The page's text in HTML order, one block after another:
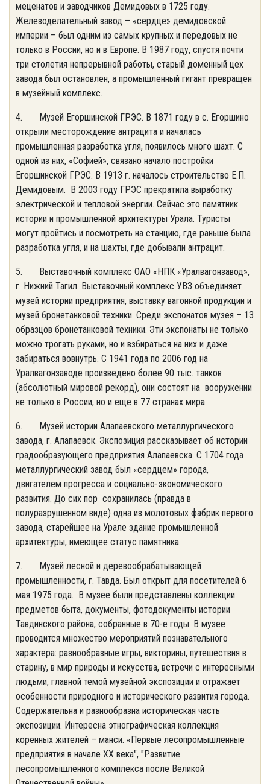
меценатов и заводчиков Демидовых в 1725 году.
Железоделательный завод – «сердце» демидовской
империи – был одним из самых крупных и передовых не
только в России, но и в Европе. В 1987 году, спустя почти
три столетия непрерывной работы, старый доменный цех
завода был остановлен, а промышленный гигант превращен
в музейный комплекс.
4. Музей Егоршинской ГРЭС. В 1871 году в с. Егоршино
открыли месторождение антрацита и началась
промышленная разработка угля, появилось много шахт. С
одной из них, «Софией», связано начало постройки
Егоршинской ГРЭС. В 1913 г. началось строительство Е.П.
Демидовым. В 2003 году ГРЭС прекратила выработку
электрической и тепловой энергии. Сейчас это памятник
истории и промышленной архитектуры Урала. Туристы
могут пройтись и посмотреть на станцию, где раньше была
разработка угля, и на шахты, где добывали антрацит.
5. Выставочный комплекс ОАО «НПК «Уралвагонзавод»,
г. Нижний Тагил. Выставочный комплекс УВЗ объединяет
музей истории предприятия, выставку вагонной продукции и
музей бронетанковой техники. Среди экспонатов музея – 13
образцов бронетанковой техники. Эти экспонаты не только
можно трогать руками, но и взбираться на них и даже
забираться вовнутрь. С 1941 года по 2006 год на
Уралвагонзаводе произведено более 90 тыс. танков
(абсолютный мировой рекорд), они состоят на вооружении
не только в России, но и еще в 77 странах мира.
6. Музей истории Алапаевского металлургического
завода, г. Алапаевск. Экспозиция рассказывает об истории
градообразующего предприятия Алапаевска. С 1704 года
металлургический завод был «сердцем» города,
двигателем прогресса и социально-экономического
развития. До сих пор сохранилась (правда в
полуразрушенном виде) одна из молотовых фабрик первого
завода, старейшее на Урале здание промышленной
архитектуры, имеющее статус памятника.
7. Музей лесной и деревообрабатывающей
промышленности, г. Тавда. Был открыт для посетителей 6
мая 1975 года. В музее были представлены коллекции
предметов быта, документы, фотодокументы истории
Тавдинского района, собранные в 70-е годы. В музее
проводится множество мероприятий познавательного
характера: разнообразные игры, викторины, путешествия в
старину, в мир природы и искусства, встречи с интересными
людьми, главной темой музейной экспозиции и отражает
особенности природного и исторического развития города.
Содержательна и разнообразна историческая часть
экспозиции. Интересна этнографическая коллекция
коренных жителей – манси. «Первые лесопромышленные
предприятия в начале ХХ века", "Развитие
лесопромышленного комплекса после Великой